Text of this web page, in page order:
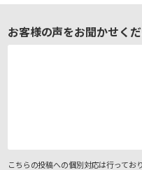
お客様の声をお聞かせく
こちらの投稿への個別対応は行ってお